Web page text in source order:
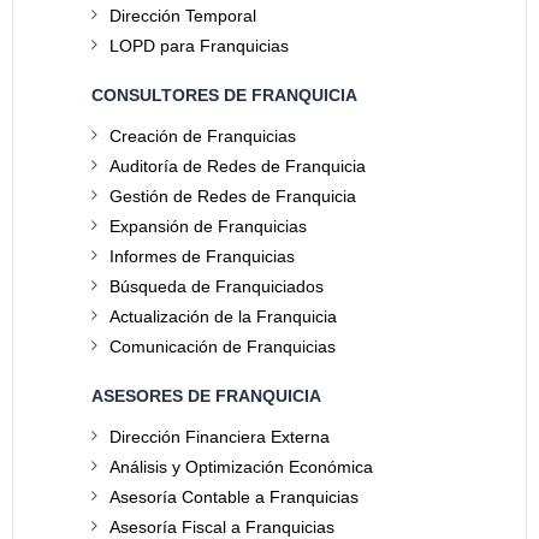
Dirección Temporal
LOPD para Franquicias
CONSULTORES DE FRANQUICIA
Creación de Franquicias
Auditoría de Redes de Franquicia
Gestión de Redes de Franquicia
Expansión de Franquicias
Informes de Franquicias
Búsqueda de Franquiciados
Actualización de la Franquicia
Comunicación de Franquicias
ASESORES DE FRANQUICIA
Dirección Financiera Externa
Análisis y Optimización Económica
Asesoría Contable a Franquicias
Asesoría Fiscal a Franquicias